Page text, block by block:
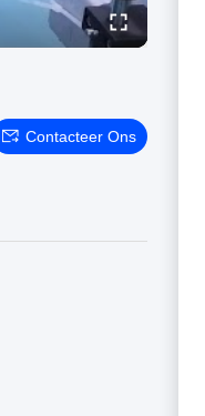
Contacteer Ons